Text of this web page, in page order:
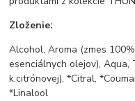
Zloženie:
Alcohol, Aroma (zmes
esenciálnych olejov),
k.citrónovej), *Citral,
*Linalool